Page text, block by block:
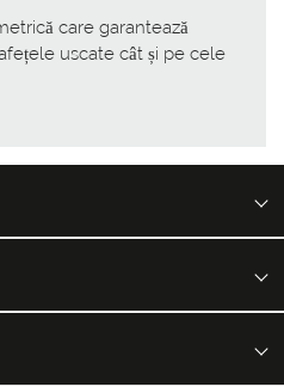
care garantează
uscate cât și pe cele